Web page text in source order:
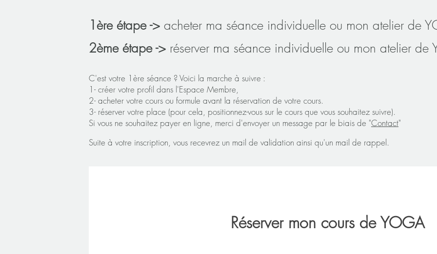
1ère étape -> acheter ma séance individuelle ou mon atelier de
2ème étape -> réserver ma séance individuelle ou mon atelier de
C'est votre 1ère séance ? Voici la marche à suivre :
1- créer votre profil dans l'Espace Membre,
2- acheter votre cours ou formule avant la réservation de votre cours.
3- réserver votre place (pour cela, positionnez-vous sur le cours que vous souhaitez suivre).
Si vous ne souhaitez payer en ligne, merci d'envoyer un message par le biais de "Contact"
Suite à votre inscription, vous recevrez un mail de validation ainsi qu'un mail de rappel.
Réserver mon cours de YOGA